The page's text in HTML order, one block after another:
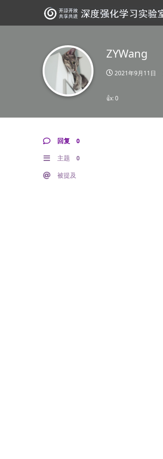
ZYWang
2021年9月11日
👍:0
回复 0
主题 0
被提及